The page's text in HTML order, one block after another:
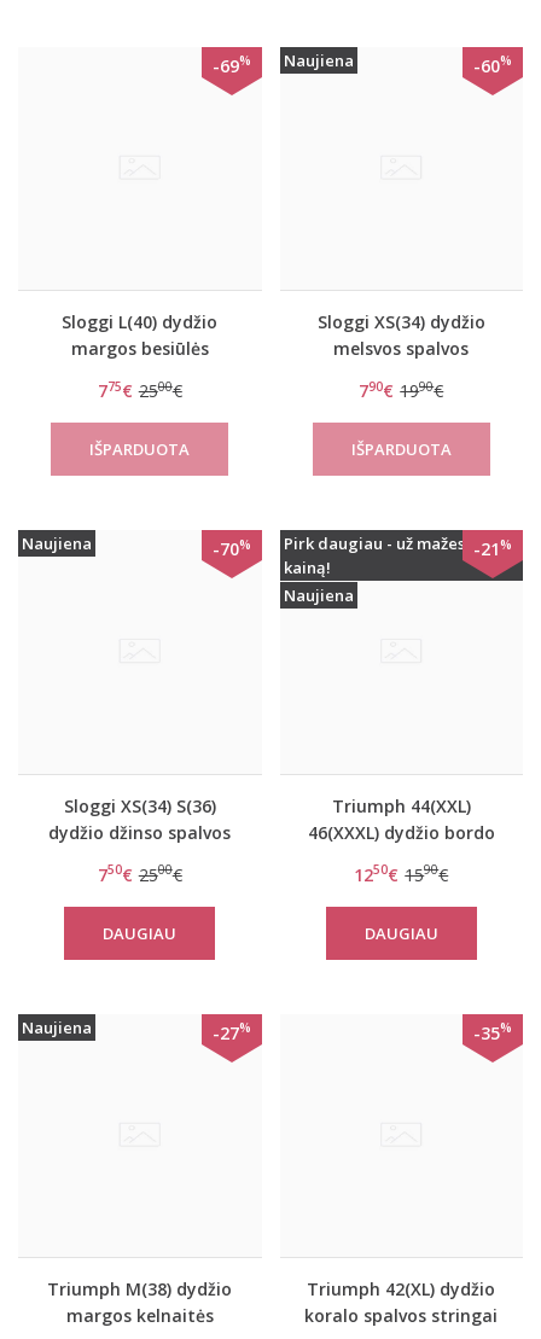
-69%
Sloggi L(40) dydžio
margos besiūlės
Hipster
775€ 2500€
Naujiena -60%
Sloggi XS(34) dydžio
melsvos spalvos
String
790€ 1990€
Naujiena -70%
Sloggi XS(34) S(36)
dydžio džinso spalvos
Tai
750€ 2500€
DAUGIAU
Pirk daugiau - už mažesnę
kainą!
Naujiena
-21%
Triumph 44(XXL)
46(XXXL) dydžio bordo
Full Lace-Up
1250€ 1590€
DAUGIAU
Naujiena -27%
Triumph M(38) dydžio
margos kelnaitės
-35%
Triumph 42(XL) dydžio
koralo spalvos stringai